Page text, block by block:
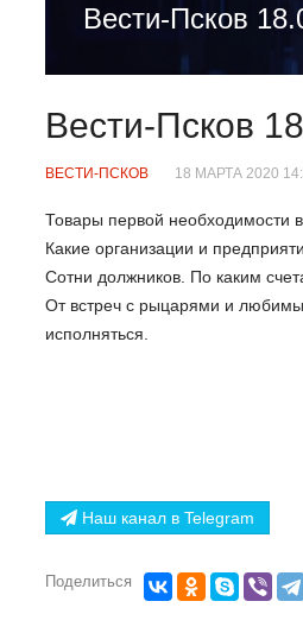
Вести-Псков
Вести-Псков
ВЕСТИ-ПСКОВ 18 МАРТА 2020
Товары первой необходимости
Какие организации и
Сотни должников. По каким
От встреч с рыцарями и
исполняться.
Наш канал в Telegram
Поделиться